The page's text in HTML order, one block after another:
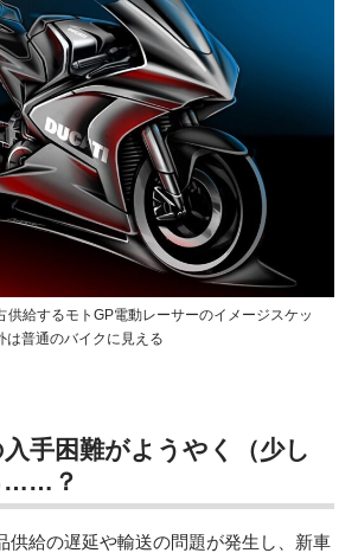
供給するモトGP電動レーサーのイメージスケッ
は普通のバイクに見える
手困難がようやく（少し
…… ？
供給の遅延や輸送の問題が発生し、新車